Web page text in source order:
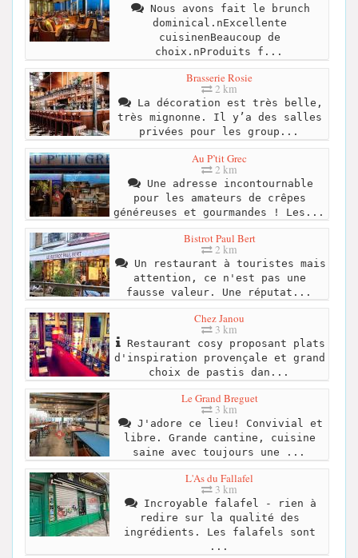
Nous avons fait le brunch
dominical.nExcellente
cuisinenBeaucoup de
choix.nProduits f...
Brasserie Rosie
2 km
La décoration est très belle,
très mignonne. Il y’a des salles
privées pour les group...
Au P’tit Grec
2 km
Une adresse incontournable
pour les amateurs de crêpes
généreuses et gourmandes ! Les...
Bistrot Paul Bert
2 km
Un restaurant à touristes mais
attention, ce n'est pas une
fausse valeur. Une réputat...
Chez Janou
3 km
Restaurant cosy proposant plats
d'inspiration provençale et grand
choix de pastis dan...
Le Grand Breguet
3 km
J'adore ce lieu! Convivial et
libre. Grande cantine, cuisine
saine avec toujours une ...
L'As du Fallafel
3 km
Incroyable falafel - rien à
redire sur la qualité des
ingrédients. Les falafels sont
...